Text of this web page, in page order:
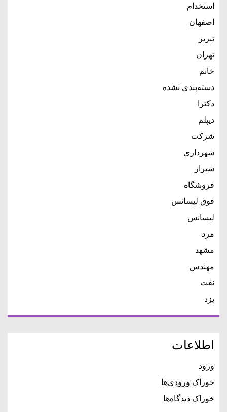
استخدام
اصفهان
تبریز
تهران
خانم
دسته‌بندی نشده
دکترا
دیپلم
شرکت
شهرداری
شیراز
فروشگاه
فوق لیسانس
لیسانس
مرد
مشهد
مهندس
نفت
یزد
اطلاعات
ورود
خوراک ورودی‌ها
خوراک دیدگاه‌ها